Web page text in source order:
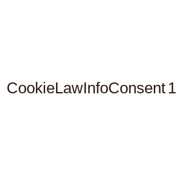
CookieLawInfoConsent